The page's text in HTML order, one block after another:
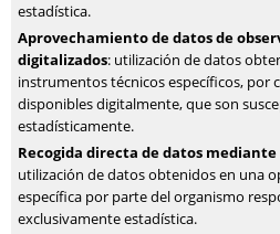
estadística.
Aprovechamiento de datos de
digitalizados: utilización de datos
instrumentos técnicos específicos, por
disponibles digitalmente, que son
estadísticamente.
Recogida directa de datos
utilización de datos obtenidos en una
específica por parte del organismo
exclusivamente estadística.